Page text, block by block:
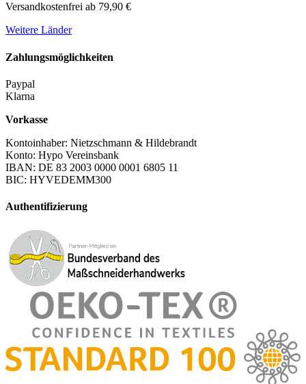
Versandkostenfrei ab 79,90 €
Weitere Länder
Zahlungsmöglichkeiten
Paypal
Klarna
Vorkasse
Kontoinhaber: Nietzschmann & Hildebrandt
Konto: Hypo Vereinsbank
IBAN: DE 83 2003 0000 0001 6805 11
BIC: HYVEDEMM300
Authentifizierung